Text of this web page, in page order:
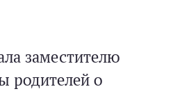
заместителю
родителей о